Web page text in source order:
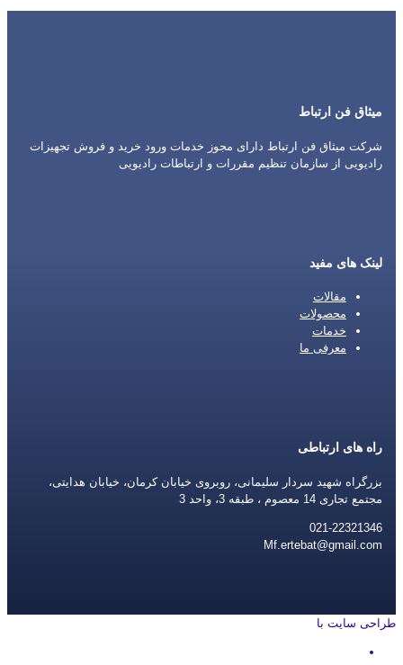
میثاق فن ارتباط
شرکت میثاق فن ارتباط دارای مجوز خدمات ورود خرید و فروش تجهیزات
رادیویی از سازمان تنظیم مقررات و ارتباطات رادیویی
لینک های مفید
مقالات
محصولات
خدمات
معرفی ما
راه های ارتباطی
بزرگراه شهید سردار سلیمانی، روبروی خیابان کرمان، خیابان هدایتی،
مجتمع تجاری 14 معصوم ، طبقه 3، واحد 3
021-22321346
Mf.ertebat@gmail.com
طراحی سایت با